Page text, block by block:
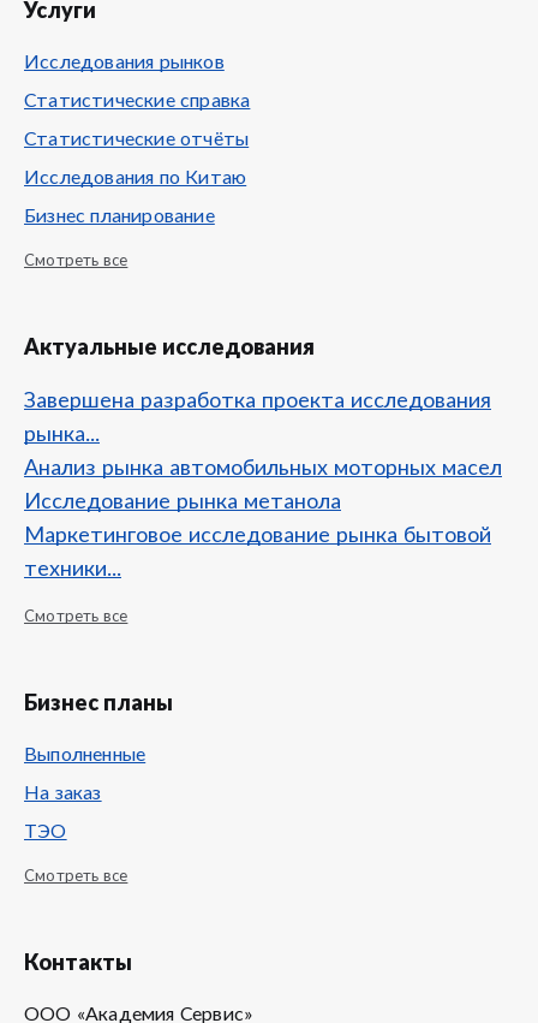
Услуги
Исследования рынков
Статистические справка
Статистические отчёты
Исследования по Китаю
Бизнес планирование
Смотреть все
Актуальные исследования
Завершена разработка проекта исследования
рынка...
Анализ рынка автомобильных моторных масел
Исследование рынка метанола
Маркетинговое исследование рынка бытовой
техники...
Смотреть все
Бизнес планы
Выполненные
На заказ
ТЭО
Смотреть все
Контакты
ООО «Академия Сервис»